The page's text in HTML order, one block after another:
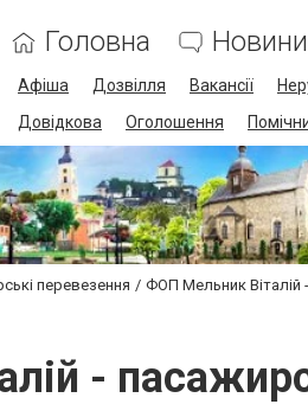
Головна Новини
Афіша Дозвілля Вакансії
Довідкова
Оголошення
перевезення ФОП Мельник Віталій
-